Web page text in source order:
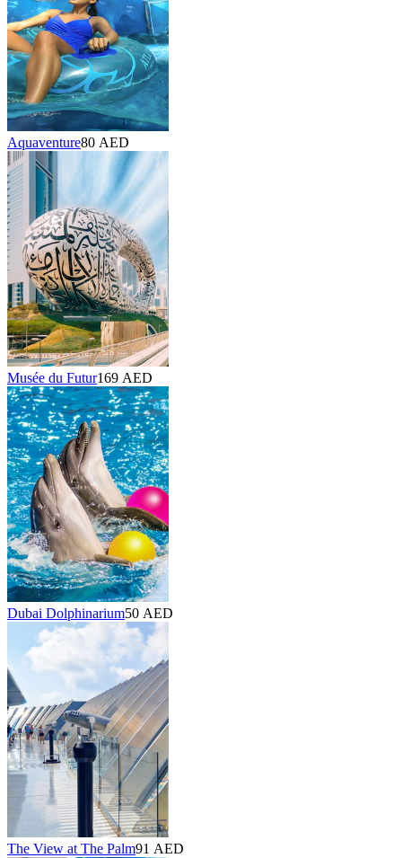
Aquaventure80 AED
Musée du Futur169 AED
Dubai Dolphinarium50 AED
The View at The Palm91 AED